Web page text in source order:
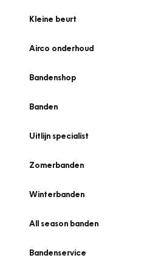
Kleine beurt
Airco onderhoud
Bandenshop
Banden
Uitlijn specialist
Zomerbanden
Winterbanden
All season banden
Bandenservice